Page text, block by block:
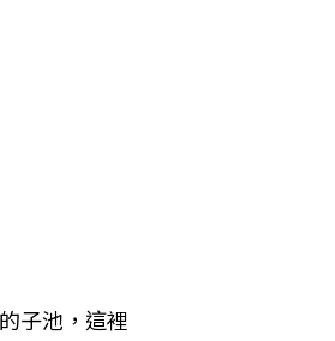
子池，這裡